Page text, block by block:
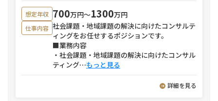
想定年収 700万円〜1300万円
仕事内容 社会課題・地域課題の解決に向けたコンサルテ
ィングをお任せするポジションです。
■業務内容
・社会課題・地域課題の解決に向けたコンサル
ティング⋯もっと見る
詳細を見る